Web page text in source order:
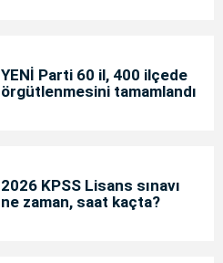
YENİ Parti 60 il, 400 ilçede
örgütlenmesini tamamlandı
2026 KPSS Lisans sınavı
ne zaman, saat kaçta?